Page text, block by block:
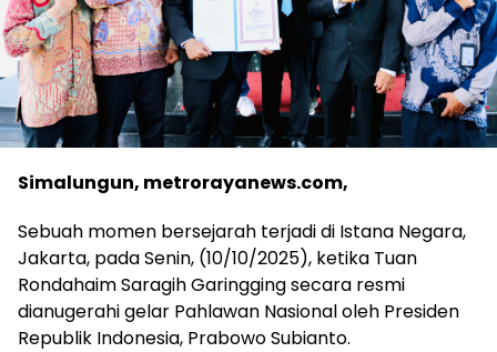
Simalungun, metrorayanews.com,
Sebuah momen bersejarah terjadi di Istana Negara,
Jakarta, pada Senin, (10/10/2025), ketika Tuan
Rondahaim Saragih Garingging secara resmi
dianugerahi gelar Pahlawan Nasional oleh Presiden
Republik Indonesia, Prabowo Subianto.